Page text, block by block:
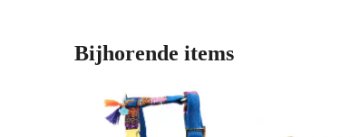
Bijhorende items